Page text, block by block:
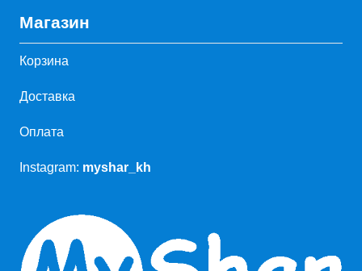
Магазин
Корзина
Доставка
Оплата
Instagram: myshar_kh